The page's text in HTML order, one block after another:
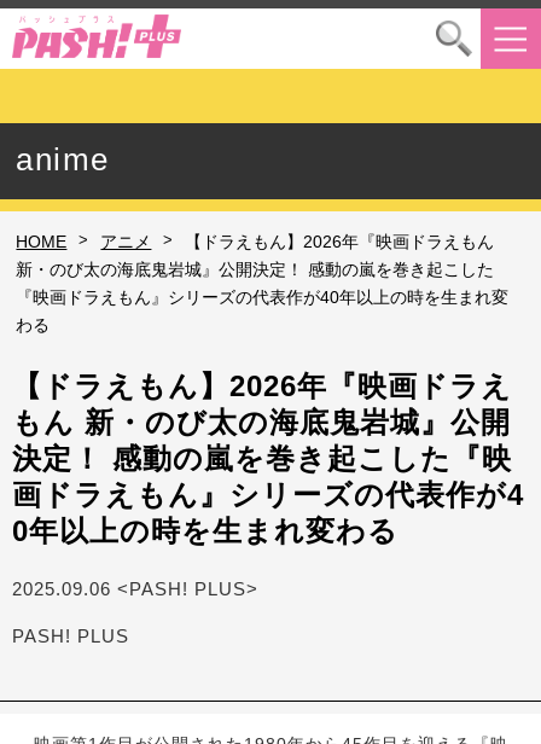
anime
HOME > アニメ >
【ドラえもん】2026年『映画ドラえもん
新・のび太の海底鬼岩城』公開決定！ 感動の嵐を巻き起こした
『映画ドラえもん』シリーズの代表作が40年以上の時を生まれ変
わる
【ドラえもん】2026年『映画ドラえ
もん 新・のび太の海底鬼岩城』公開
決定！ 感動の嵐を巻き起こした『映
画ドラえもん』シリーズの代表作が4
0年以上の時を生まれ変わる
2025.09.06 <PASH! PLUS>
PASH! PLUS